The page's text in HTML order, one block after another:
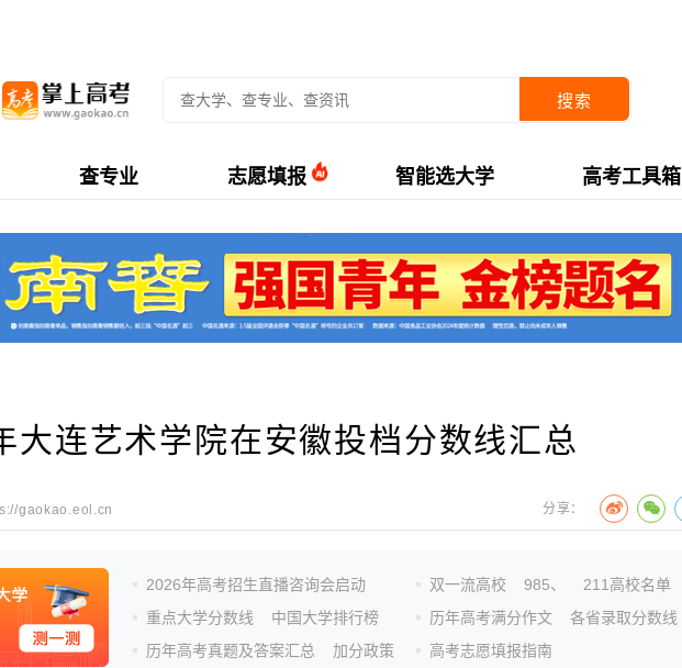
搜索
查专业 志愿填报 智能选大学 高考工具箱
大连艺术学院在安徽投档分数线汇总
gaokao.eol.cn 分享：
2026年高考招生直播咨询会启动
重点大学分数线
中国大学排行榜
历年高考真题及答案汇总
加分政策
双一流高校 985、
211高校名单
历年高考满分作文
各省录取分数线
高考志愿填报指南